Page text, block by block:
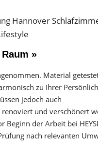
»
Material
zu Ihrer
jedoch auch
und verschönert
Beginn der Arbeit bei
nach relevanten